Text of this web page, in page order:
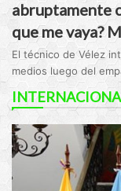
abruptamente
que me vaya?
El técnico de Vélez
medios luego del